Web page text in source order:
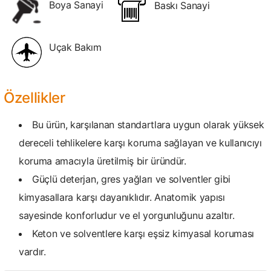
Boya Sanayi
Uçak Bakım
Baskı Sanayi
Özellikler
Bu ürün, karşılanan standartlara uygun olarak yüksek
dereceli tehlikelere karşı koruma sağlayan ve kullanıcıyı
koruma amacıyla üretilmiş bir üründür.
Güçlü deterjan, gres yağları ve solventler gibi
kimyasallara karşı dayanıklıdır. Anatomik yapısı
sayesinde konforludur ve el yorgunluğunu azaltır.
Keton ve solventlere karşı eşsiz kimyasal koruması
vardır.